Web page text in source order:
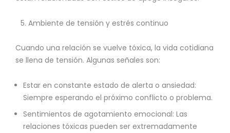
Ambiente de tensión y estrés continuo
Cuando una relación se vuelve tóxica, la vida cotidiana
se llena de tensión. Algunas señales son:
Estar en constante estado de alerta o ansiedad:
Siempre esperando el próximo conflicto o problema.
Sentimientos de agotamiento emocional: Las
relaciones tóxicas pueden ser extremadamente